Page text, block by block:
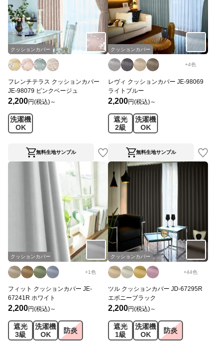
クッションカバー
フレンチテラス クッションカバー
JE-98079 ピンクベージュ
2,200円(税込)～
洗濯機
OK
無料生地サンプル
クッションカバー
+4色
レヴィ クッションカバー JE-98069
ライトブルー
2,200円(税込)～
遮光
2級
洗濯機
OK
無料生地サンプル
クッションカバー
+1色
フィット クッションカバー JE-
67241R ホワイト
2,200円(税込)～
遮光
3級
洗濯機
OK
防炎
クッションカバー
+44色
ツル クッションカバー JD-67295R
エボニーブラック
2,200円(税込)～
遮光
1級
洗濯機
OK
防炎